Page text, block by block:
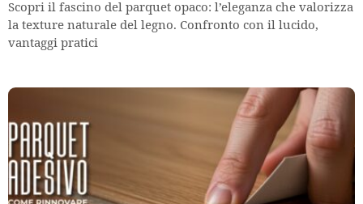
Scopri il fascino del parquet opaco: l’eleganza che valorizza
la texture naturale del legno. Confronto con il lucido,
vantaggi pratici